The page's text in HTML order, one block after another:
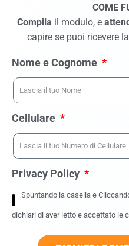
COME
Compila il modulo, e
capire se puoi ricevere la
Nome e Cognome
Cellulare
Privacy Policy
Spuntando la casella e
dichiari di aver letto e accettato le